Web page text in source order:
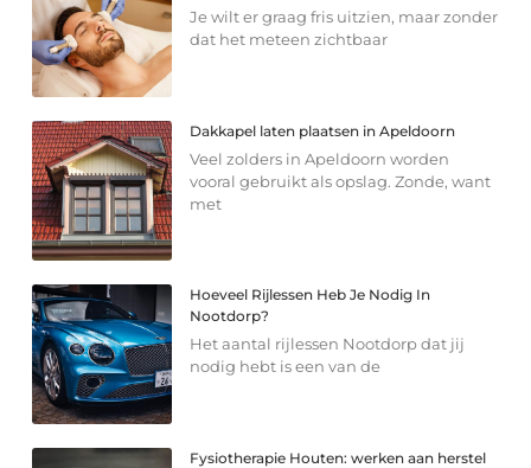
Je wilt er graag fris uitzien, maar zonder
dat het meteen zichtbaar
Dakkapel laten plaatsen in Apeldoorn
Veel zolders in Apeldoorn worden
vooral gebruikt als opslag. Zonde, want
met
Hoeveel Rijlessen Heb Je Nodig In
Nootdorp?
Het aantal rijlessen Nootdorp dat jij
nodig hebt is een van de
Fysiotherapie Houten: werken aan herstel